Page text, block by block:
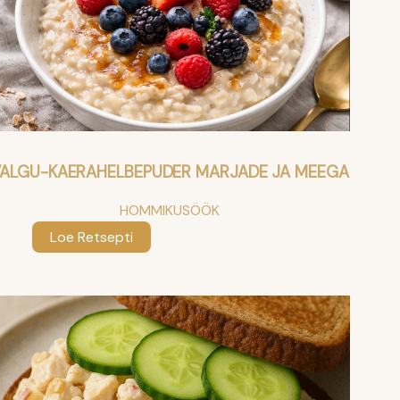
KAERAHELBEPUDER MARJADE JA MEEGA
HOMMIKUSÖÖK
Loe Retsepti
Valgu-
marjade
ja
meega